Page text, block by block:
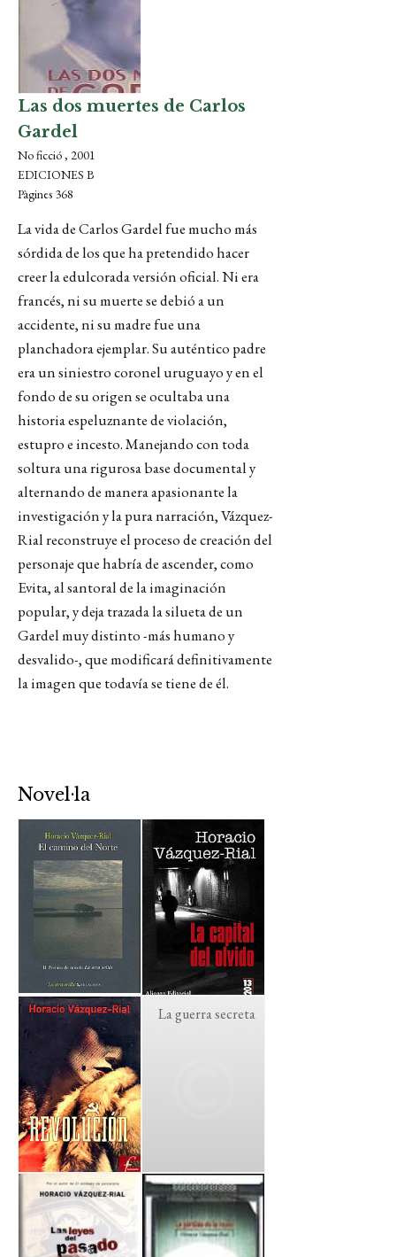
Las dos muertes de Carlos
Gardel
No ficció , 2001
EDICIONES B
Pàgines 368
La vida de Carlos Gardel fue mucho más
sórdida de los que ha pretendido hacer
creer la edulcorada versión oficial. Ni era
francés, ni su muerte se debió a un
accidente, ni su madre fue una
planchadora ejemplar. Su auténtico padre
era un siniestro coronel uruguayo y en el
fondo de su origen se ocultaba una
historia espeluznante de violación,
estupro e incesto. Manejando con toda
soltura una rigurosa base documental y
alternando de manera apasionante la
investigación y la pura narración, Vázquez-
Rial reconstruye el proceso de creación del
personaje que habría de ascender, como
Evita, al santoral de la imaginación
popular, y deja trazada la silueta de un
Gardel muy distinto -más humano y
desvalido-, que modificará definitivamente
la imagen que todavía se tiene de él.
Novel·la
La guerra secreta